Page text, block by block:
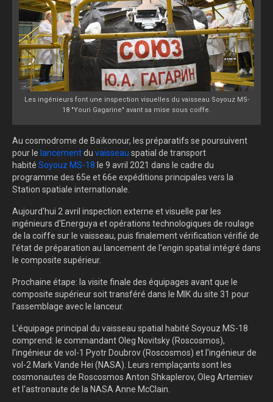
Les ingénieurs font une inspection visuelles du vaisseau Soyouz MS-
18 "Youri Gagarine" avant sa mise sous coiffe.
Au cosmodrome de Baïkonour, les préparatifs se poursuivent
pour le lancementdu vaisseau spatial de transport
habité Soyouz MS-18 le 9 avril 2021 dans le cadre du
programme des 65e et 66e expéditions principales vers la
Station spatiale internationale.
Aujourd'hui 2 avril inspection externe et visuelle par les
ingénieurs d'Energuya et opérations technologiques de roulage
de la coiffe sur le vaisseau, puis finalement vérification vérifié de
l'état de préparation au lancement de l'engin spatial intégré dans
le composite supérieur.
Prochaine étape: la visite finale des équipages avant que le
composite supérieur soit transféré dans le MIK du site 31 pour
l'assemblage avec le lanceur.
L'équipage principal du vaisseau spatial habité Soyouz MS-18
comprend: le commandant Oleg Novitsky (Roscosmos),
l'ingénieur de vol-1 Pyotr Doubrov (Roscosmos) et l'ingénieur de
vol-2 Mark Vande Hei (NASA). Leurs remplaçants sont les
cosmonautes de Roscosmos Anton Shkaplerov, Oleg Artemiev
et l'astronaute de la NASA Anne McClain.